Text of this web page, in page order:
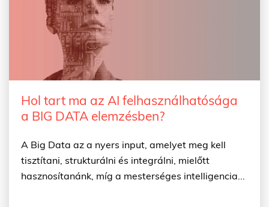
Hol tart ma az AI felhasználhatósága
a BIG DATA elemzésben?
A Big Data az a nyers input, amelyet meg kell
tisztítani, strukturálni és integrálni, mielőtt
hasznosítanánk, míg a mesterséges intelligencia...